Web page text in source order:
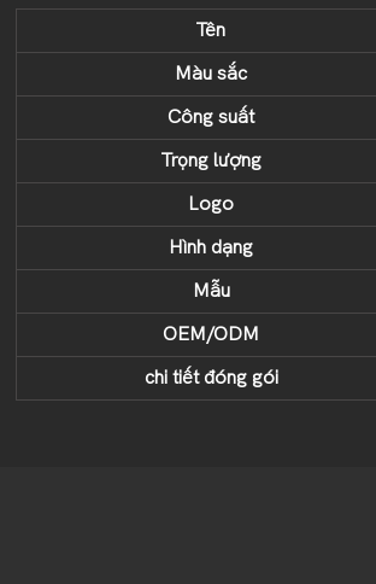
Tên
Màu sắc
Công suất
Trọng lượng
Logo
Hình dạng
Mẫu
OEM/ODM
chi tiết đóng gói